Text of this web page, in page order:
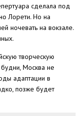
сделала под
Лорети. Но на
ночевать на вокзале.
творческую
будни, Москва не
адаптации в
позже будет